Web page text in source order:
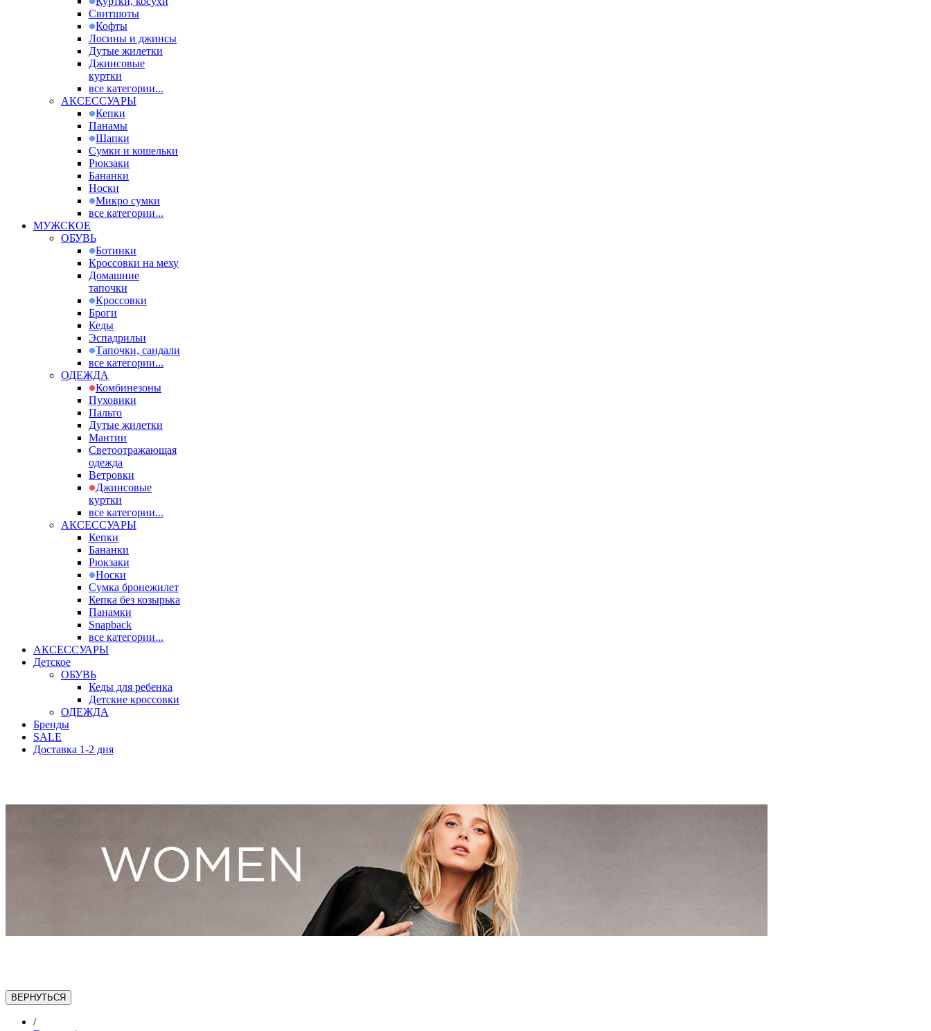
Свитшоты
Кофты
Лосины и джинсы
Дутые жилетки
Джинсовые
куртки
все категории...
АКСЕССУАРЫ
Кепки
Панамы
Шапки
Сумки и кошельки
Рюкзаки
Бананки
Носки
Микро сумки
все категории...
МУЖСКОЕ
ОБУВЬ
Ботинки
Кроссовки на меху
Домашние
тапочки
Кроссовки
Броги
Кеды
Эспадрильи
Тапочки, сандали
все категории...
ОДЕЖДА
Комбинезоны
Пуховики
Пальто
Дутые жилетки
Мантии
Светоотражающая
одежда
Ветровки
Джинсовые
куртки
все категории...
АКСЕССУАРЫ
Кепки
Бананки
Рюкзаки
Носки
Сумка бронежилет
Кепка без козырька
Панамки
Snapback
все категории...
АКСЕССУАРЫ
Детское
ОБУВЬ
Кеды для ребенка
Детские кроссовки
ОДЕЖДА
Бренды
SALE
Доставка 1-2 дня
/